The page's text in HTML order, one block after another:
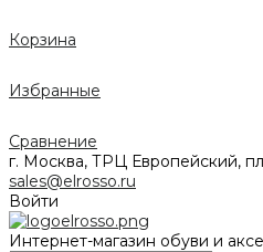
Корзина
Избранные
Сравнение
г. Москва, ТРЦ Европейский,
sales@elrosso.ru
Войти
Интернет-магазин обуви и